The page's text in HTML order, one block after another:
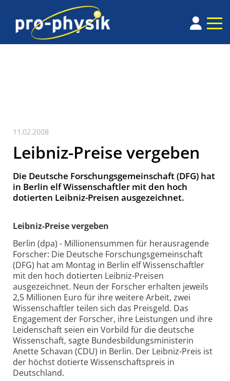
11.02.2008
Leibniz-Preise vergeben
Die Deutsche Forschungsgemeinschaft (DFG) hat
in Berlin elf Wissenschaftler mit den hoch
dotierten Leibniz-Preisen ausgezeichnet.
Leibniz-Preise vergeben
Berlin (dpa) - Millionensummen für herausragende
Forscher: Die Deutsche Forschungsgemeinschaft
(DFG) hat am Montag in Berlin elf Wissenschaftler
mit den hoch dotierten Leibniz-Preisen
ausgezeichnet. Neun der Forscher erhalten jeweils
2,5 Millionen Euro für ihre weitere Arbeit, zwei
Wissenschaftler teilen sich das Preisgeld. Das
Engagement der Forscher, ihre Leistungen und ihre
Leidenschaft seien ein Vorbild für die deutsche
Wissenschaft, sagte Bundesbildungsministerin
Anette Schavan (CDU) in Berlin. Der Leibniz-Preis ist
der höchst dotierte Wissenschaftspreis in
Deutschland.